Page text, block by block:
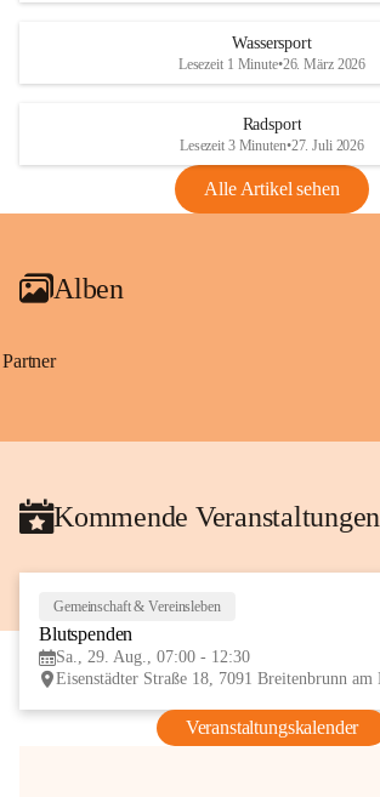
Anhang VBl. EU Nr. 18
1 Seite•1,4 MB
VBl. EU Nr. 18_2026
Wassersport
Lesezeit 1 Minute•26. März 2026
Radsport
Lesezeit 3 Minuten•27. Juli 2026
Alle Artikel sehen
Alben
Partner
Kommende Veranstaltungen
Gemeinschaft & Vereinsleben
Blutspenden
Sa., 29. Aug., 07:00 - 12:30
Veranstaltungskalender